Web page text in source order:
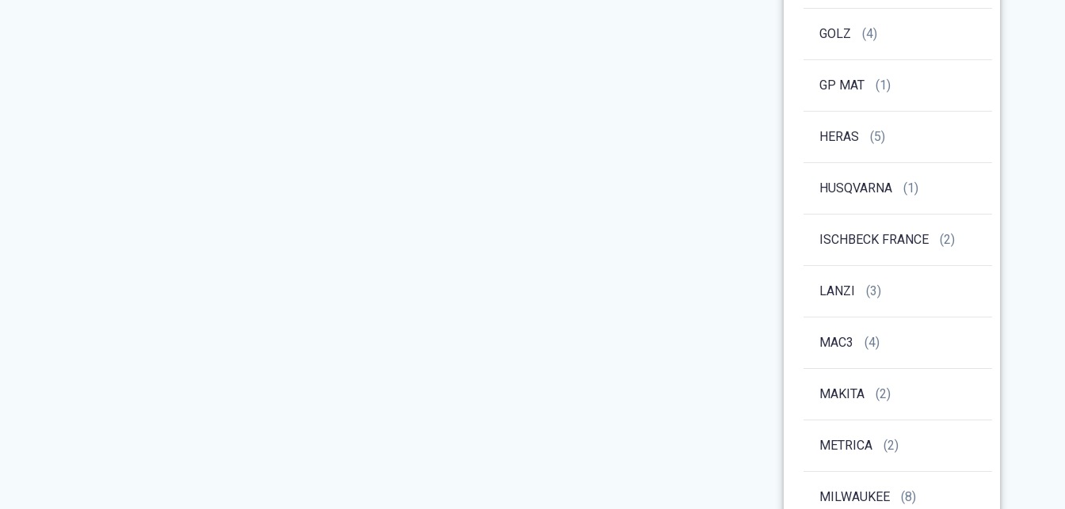
GOLZ (4)
GP MAT (1)
HERAS (5)
HUSQVARNA (1)
ISCHBECK FRANCE (2)
LANZI (3)
MAC3 (4)
MAKITA (2)
METRICA (2)
MILWAUKEE (8)